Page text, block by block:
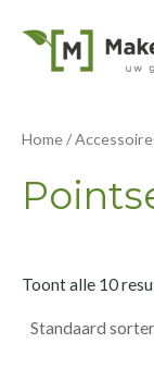
naar
Home/
Toont alle 10